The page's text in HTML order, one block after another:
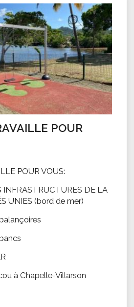
POUR
POUR VOUS:
INFRASTRUCTURES DE LA
UNIES (bord de mer)
à Chapelle-Villarson